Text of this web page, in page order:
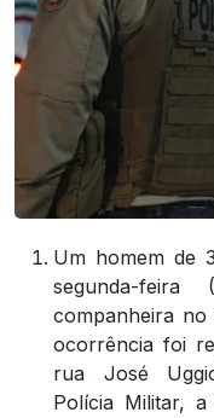
Um homem de
segunda-
companheira no
ocorrência foi
rua José
Polícia Militar,